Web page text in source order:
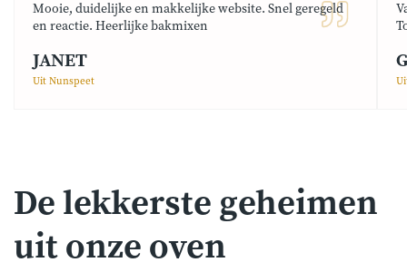
Mooie, duidelijke en makkelijke website. Snel geregeld
en reactie. Heerlijke bakmixen
JANET
Uit Nunspeet
De lekkerste geheimen
uit onze oven